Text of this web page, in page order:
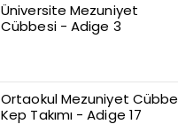
Üniversite Mezuniyet
Cübbesi - Adige 3
Ortaokul Mezuniyet Cübbe
Kep Takımı - Adige 17